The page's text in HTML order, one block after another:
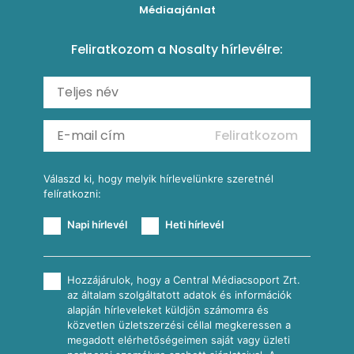
Carbonara
Shakshuka
Ratatouille
Mexikói húsleves kukorica salsával
Almás-kéksajtos kukoricasaláta
Köretek
Reggeli receptek
Médiaajánlat
Feliratkozom a Nosalty hírlevélre:
Feliratkozom
Válaszd ki, hogy melyik hírlevelünkre szeretnél
felíratkozni:
Napi hírlevél Heti hírlevél
Hozzájárulok, hogy a Central Médiacsoport Zrt.
az általam szolgáltatott adatok és információk
alapján hírleveleket küldjön számomra és
közvetlen üzletszerzési céllal megkeressen a
megadott elérhetőségeimen saját vagy üzleti